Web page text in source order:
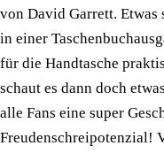
von David Garrett. Etwas
in einer
für die Handtasche
schaut es dann doch
alle Fans eine super
Freudenschreipotenzial!